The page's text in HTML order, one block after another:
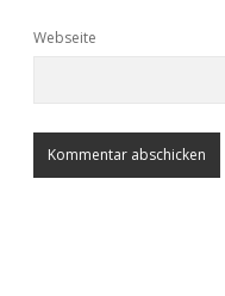
Webseite